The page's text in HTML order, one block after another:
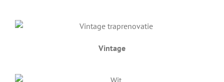
Vintage